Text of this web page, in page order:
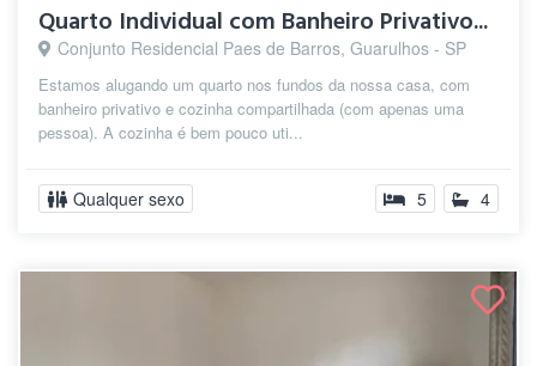
Quarto Individual com Banheiro Privativo...
Conjunto Residencial Paes de Barros, Guarulhos - SP
Estamos alugando um quarto nos fundos da nossa casa, com
banheiro privativo e cozinha compartilhada (com apenas uma
pessoa). A cozinha é bem pouco uti...
Qualquer sexo 5 4